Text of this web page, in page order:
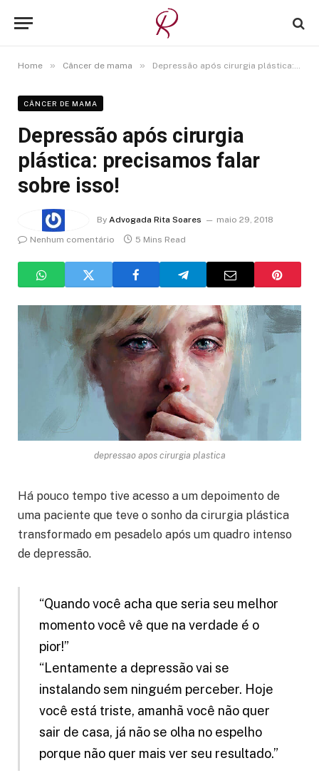
Home » Câncer de mama » Depressão após cirurgia plástica: precisamos falar sobre isso!
CÂNCER DE MAMA
Depressão após cirurgia
plástica: precisamos falar
sobre isso!
By Advogada Rita Soares
maio 29, 2018
Nenhum comentário
5 Mins Read
depressao apos cirurgia plastica
Há pouco tempo tive acesso a um depoimento de
uma paciente que teve o sonho da cirurgia plástica
transformado em pesadelo após um quadro intenso
de depressão.
“Quando você acha que seria seu melhor
momento você vê que na verdade é o
pior!”
“Lentamente a depressão vai se
instalando sem ninguém perceber. Hoje
você está triste, amanhã você não quer
sair de casa, já não se olha no espelho
porque não quer mais ver seu resultado.”